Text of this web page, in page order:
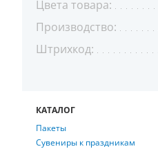
Цвета товара:
Производство:
Штрихкод:
КАТАЛОГ
Пакеты
Сувениры к праздникам